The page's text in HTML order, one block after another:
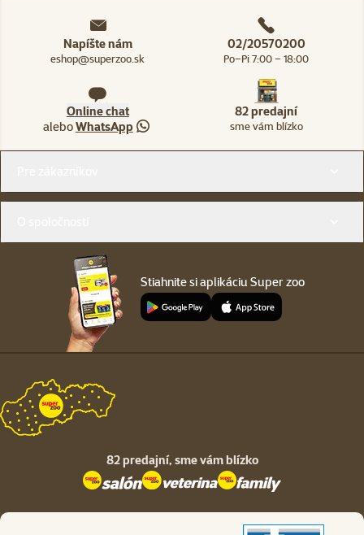
Napíšte nám
eshop@superzoo.sk
02/20570200
Po–Pi 7:00 – 18:00
Online chat
aleboWhatsApp
82 predajní
sme vám blízko
Stiahnite si aplikáciu Super zoo
82 predajní, sme vám blízko